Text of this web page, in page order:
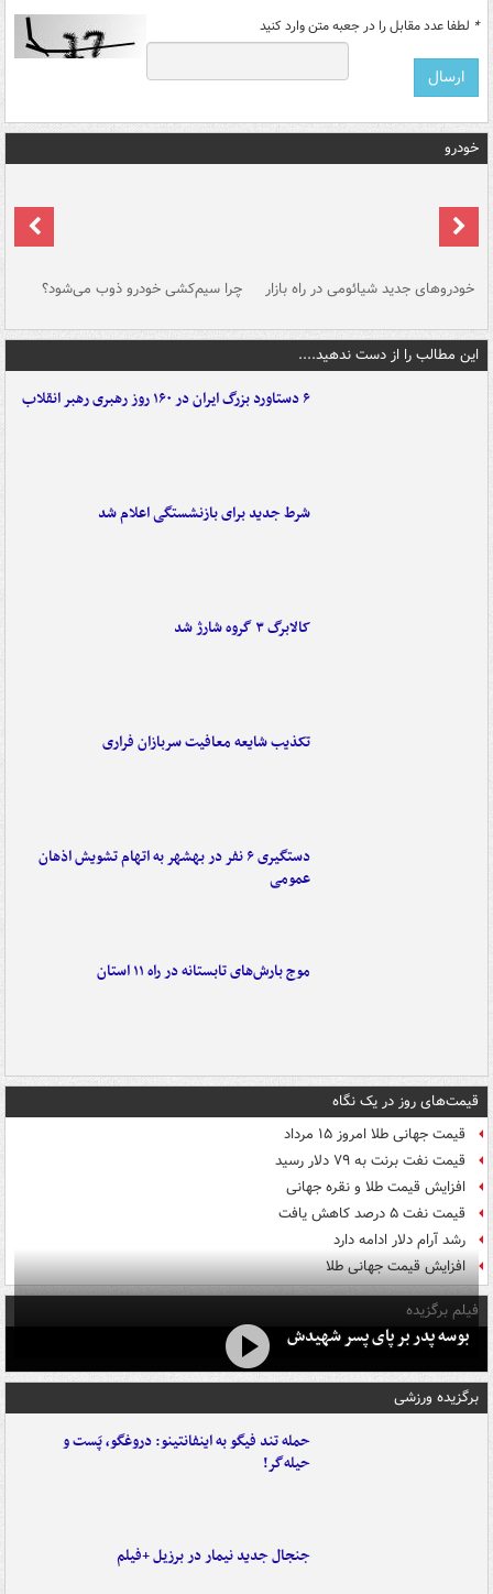
* لطفا عدد مقابل را در جعبه متن وارد کنید
خودرو
خودروهای جدید شیائومی در راه بازار چرا سیم‌کشی خودرو ذوب می‌شود؟
این مطالب را از دست ندهید....
۶ دستاورد بزرگ ایران در ۱۶۰ روز رهبری رهبر انقلاب
شرط جدید برای بازنشستگی اعلام شد
کالابرگ ۳ گروه شارژ شد
تکذیب شایعه معافیت سربازان فراری
دستگیری ۶ نفر در بهشهر به اتهام تشویش اذهان
عمومی
موج بارش‌های تابستانه در راه ۱۱ استان
قیمت‌های روز در یک نگاه
قیمت جهانی طلا امروز ۱۵ مرداد
قیمت نفت برنت به ۷۹ دلار رسید
افزایش قیمت طلا و نقره جهانی
قیمت نفت ۵ درصد کاهش یافت
رشد آرام دلار ادامه دارد
افزایش قیمت جهانی طلا
فیلم برگزیده
بوسه‌ پدر بر پای پسر شهیدش
برگزیده ورزشی
حمله تند فیگو به اینفانتینو: دروغگو، پَست‌ و
حیله‌گر!
جنجال جدید نیمار در برزیل +فیلم